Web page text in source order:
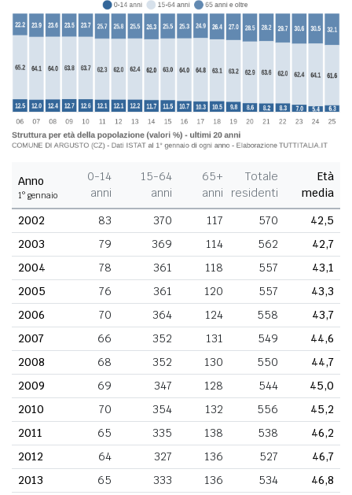
Anno
1° gennaio
0-14
anni
15-64
anni
65+
anni
Totale
residenti
Età
media
2002
83 370 117 570
42,5
2003
79 369 114 562
42,7
2004
78 361 118 557
43,1
2005
76 361 120 557
43,3
2006
70 364 124 558
43,7
2007
66 352 131 549
44,6
2008
68 352 130 550
44,7
2009
69 347 128 544
45,0
2010
70 354 132 556
45,2
2011
65 335 138 538
46,2
2012
64 327 136 527
46,7
2013
65 333 136 534
46,8